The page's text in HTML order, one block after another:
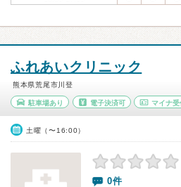
ふれあいクリニック
熊本県荒尾市川登
駐車場あり 電子決済可 マイナ受
土曜（〜16:00）
0件